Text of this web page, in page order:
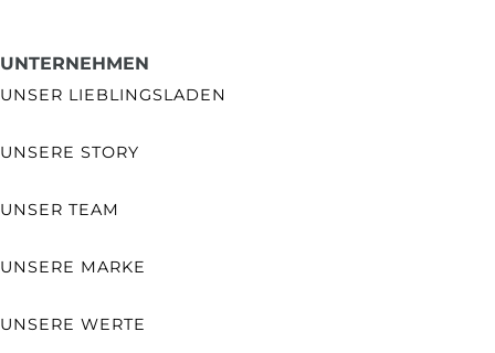
UNTERNEHMEN
UNSER LIEBLINGSLADEN
UNSERE STORY
UNSER TEAM
UNSERE MARKE
UNSERE WERTE